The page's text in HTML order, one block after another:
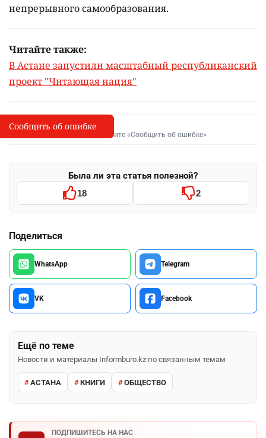
непрерывного самообразования.
Читайте также:
В Астане запустили масштабный республиканский
проект "Читающая нация"
I
Сообщить об опечатке
Выделите фрагмент и нажмите «Сообщить об ошибке»
Была ли эта статья полезной?
18 2
Поделиться
WhatsApp Telegram
VK Facebook
Ещё по теме
Новости и материалы Informburo.kz по связанным темам
АСТАНА КНИГИ ОБЩЕСТВО
ПОДПИШИТЕСЬ НА НАС
Сообщить об ошибке